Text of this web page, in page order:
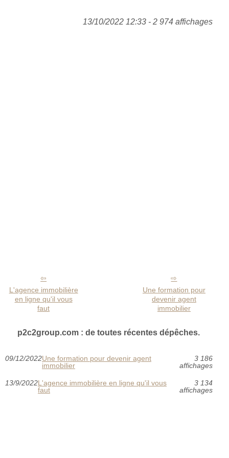
13/10/2022 12:33 - 2 974 affichages
L'agence immobilière
en ligne qu'il vous
faut
Une formation pour
devenir agent
immobilier
p2c2group.com : de toutes récentes dépêches.
09/12/2022Une formation pour devenir agent
immobilier
3 186
affichages
13/9/2022L'agence immobilière en ligne qu'il vous
faut
3 134
affichages